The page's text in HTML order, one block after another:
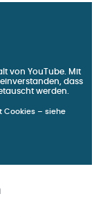
von YouTube. Mit
dass
werden.
Cookies – siehe